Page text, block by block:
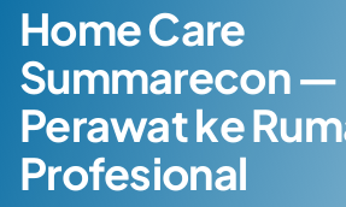
Home Care
Summarecon —
Perawat ke
Profesional